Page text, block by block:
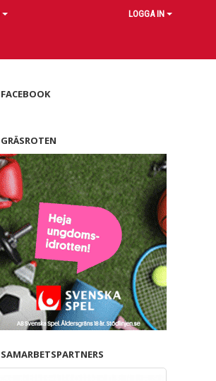
LOGGA IN
FACEBOOK
GRÄSROTEN
SAMARBETSPARTNERS